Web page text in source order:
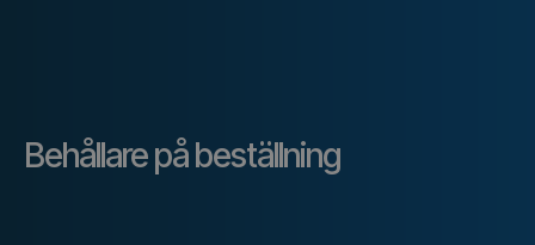
Behållare på beställning